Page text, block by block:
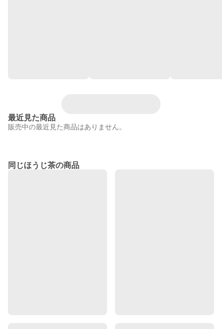
最近見た商品
販売中の最近見た商品はありません。
同じほうじ茶の商品